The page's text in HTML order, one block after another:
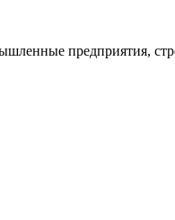
предприятия,